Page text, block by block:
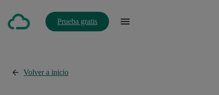
Prueba gratis
Volver a inicio